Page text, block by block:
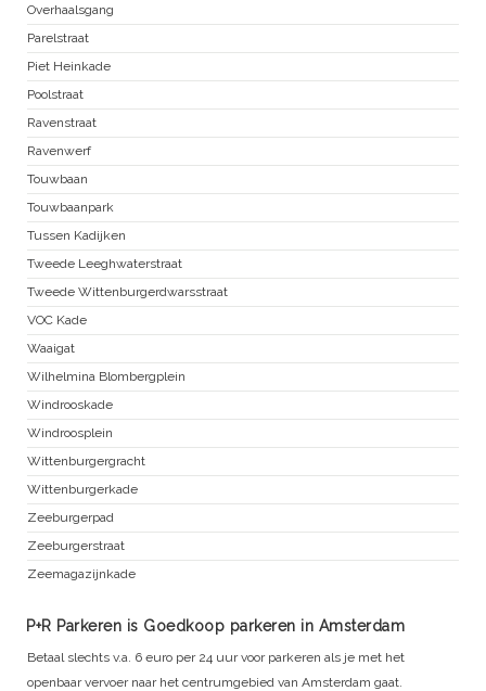
Overhaalsgang
Parelstraat
Piet Heinkade
Poolstraat
Ravenstraat
Ravenwerf
Touwbaan
Touwbaanpark
Tussen Kadijken
Tweede Leeghwaterstraat
Tweede Wittenburgerdwarsstraat
VOC Kade
Waaigat
Wilhelmina Blombergplein
Windrooskade
Windroosplein
Wittenburgergracht
Wittenburgerkade
Zeeburgerpad
Zeeburgerstraat
Zeemagazijnkade
P+R Parkeren is Goedkoop parkeren in Amsterdam
Betaal slechts v.a. 6 euro per 24 uur voor parkeren als je met het
openbaar vervoer naar het centrumgebied van Amsterdam gaat.